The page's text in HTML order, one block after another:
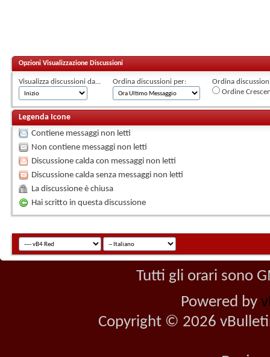
Opzioni Visualizzazione Discussioni
Visualizza discussioni da... Ordina discussioni per:
Ordina
Ordine
Legenda Icone
Contiene messaggi non letti
Non contiene messaggi non letti
Discussione calda con messaggi non letti
Discussione calda senza messaggi non letti
La discussione è chiusa
Hai scritto in questa discussione
Tutti gli orari sono
Powered by
Copyright © 2026